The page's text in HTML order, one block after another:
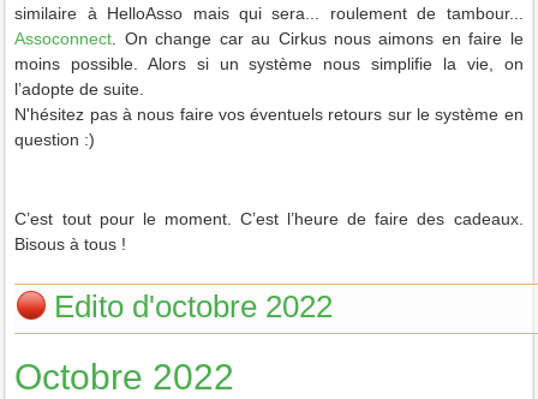
similaire à HelloAsso mais qui sera... roulement de tambour...
Assoconnect . On change car au Cirkus nous aimons en faire le
moins possible. Alors si un système nous simplifie la vie, on
l’adopte de suite.
N'hésitez pas à nous faire vos éventuels retours sur le système en
question :)
C’est tout pour le moment. C’est l’heure de faire des cadeaux.
Bisous à tous !
Edito d'octobre 2022
Octobre 2022